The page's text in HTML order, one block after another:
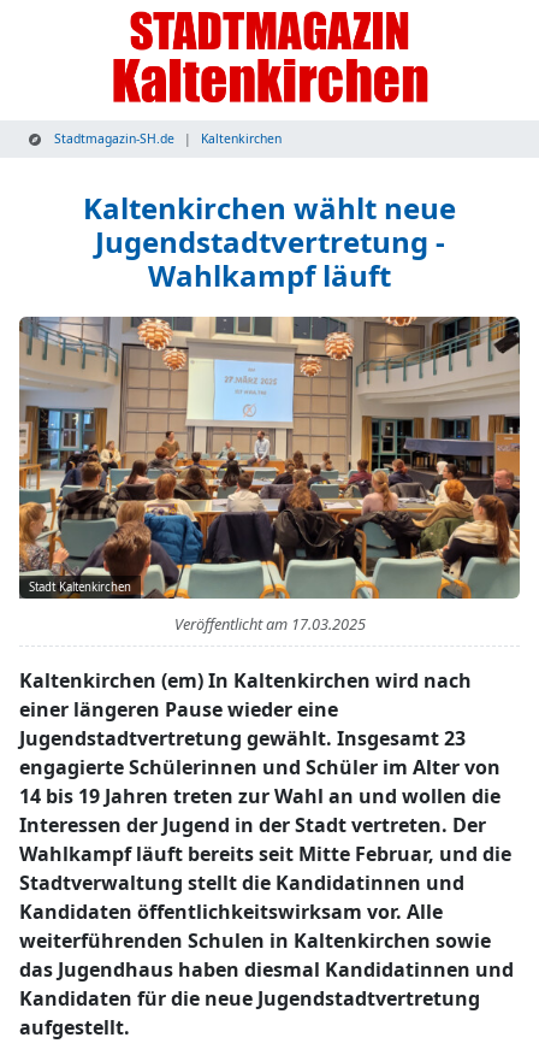
Stadtmagazin-SH.de Kaltenkirchen
Kaltenkirchen wählt neue
Jugendstadtvertretung -
Wahlkampf läuft
Stadt Kaltenkirchen
Veröffentlicht am 17.03.2025
Kaltenkirchen (em) In Kaltenkirchen wird nach
einer längeren Pause wieder eine
Jugendstadtvertretung gewählt. Insgesamt 23
engagierte Schülerinnen und Schüler im Alter von
14 bis 19 Jahren treten zur Wahl an und wollen die
Interessen der Jugend in der Stadt vertreten. Der
Wahlkampf läuft bereits seit Mitte Februar, und die
Stadtverwaltung stellt die Kandidatinnen und
Kandidaten öffentlichkeitswirksam vor. Alle
weiterführenden Schulen in Kaltenkirchen sowie
das Jugendhaus haben diesmal Kandidatinnen und
Kandidaten für die neue Jugendstadtvertretung
aufgestellt.